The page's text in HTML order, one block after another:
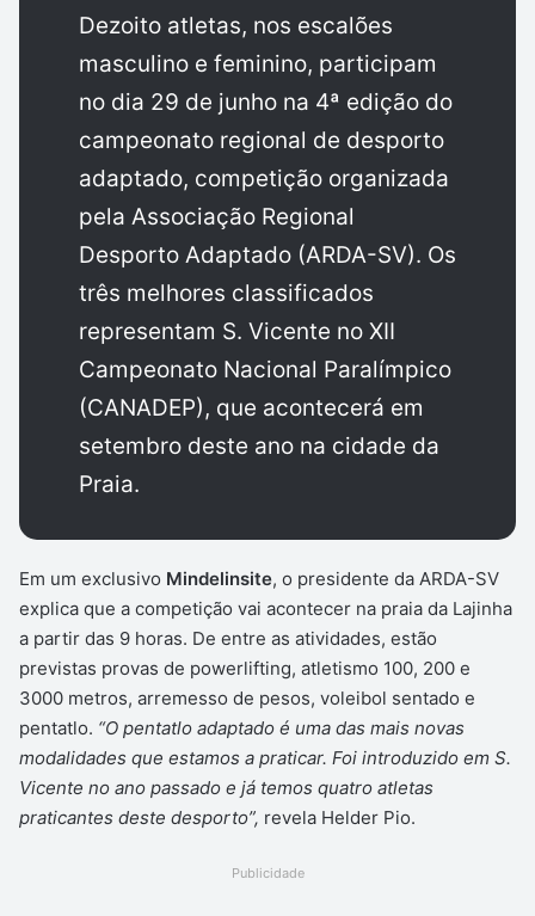
Dezoito atletas, nos escalões
masculino e feminino, participam
no dia 29 de junho na 4ª edição do
campeonato regional de desporto
adaptado, competição organizada
pela Associação Regional
Desporto Adaptado (ARDA-SV). Os
três melhores classificados
representam S. Vicente no XII
Campeonato Nacional Paralímpico
(CANADEP), que acontecerá em
setembro deste ano na cidade da
Praia.
Em um exclusivo Mindelinsite, o presidente da ARDA-SV
explica que a competição vai acontecer na praia da Lajinha
a partir das 9 horas. De entre as atividades, estão
previstas provas de powerlifting, atletismo 100, 200 e
3000 metros, arremesso de pesos, voleibol sentado e
pentatlo. “O pentatlo adaptado é uma das mais novas
modalidades que estamos a praticar. Foi introduzido em S.
Vicente no ano passado e já temos quatro atletas
praticantes deste desporto”, revela Helder Pio.
Publicidade